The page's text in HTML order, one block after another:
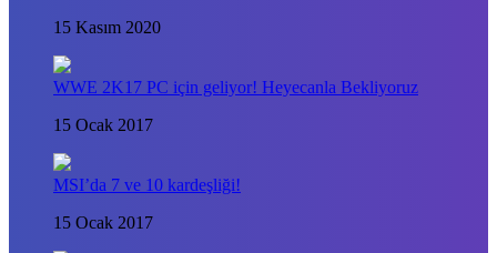
15 Kasım 2020
WWE 2K17 PC için geliyor! Heyecanla Bekliyoruz
15 Ocak 2017
MSI’da 7 ve 10 kardeşliği!
15 Ocak 2017